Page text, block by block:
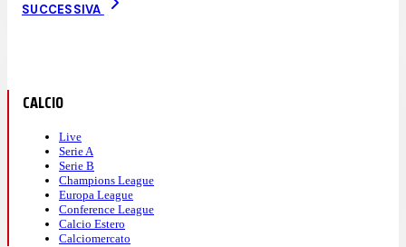
SUCCESSIVA
CALCIO
Live
Serie A
Serie B
Champions League
Europa League
Conference League
Calcio Estero
Calciomercato